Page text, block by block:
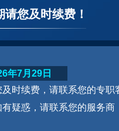
您及时续费！
时续费，请联系您的专职
疑惑，请联系您的服务商
年7月29日